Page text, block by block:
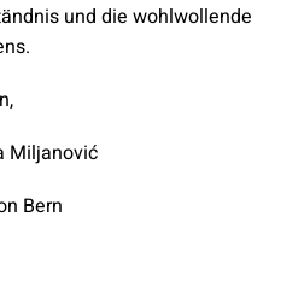
und die wohlwollende
Miljanović
Bern